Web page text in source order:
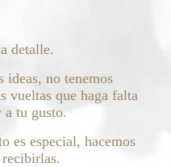
detalle.
ideas, no tenemos
vueltas que haga falta
a tu gusto.
es especial, hacemos